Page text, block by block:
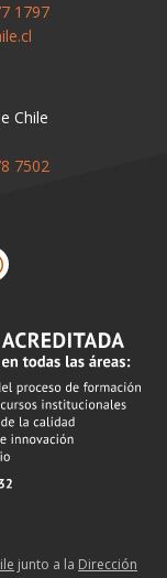
1797
Chile
7502
junto a la Dirección